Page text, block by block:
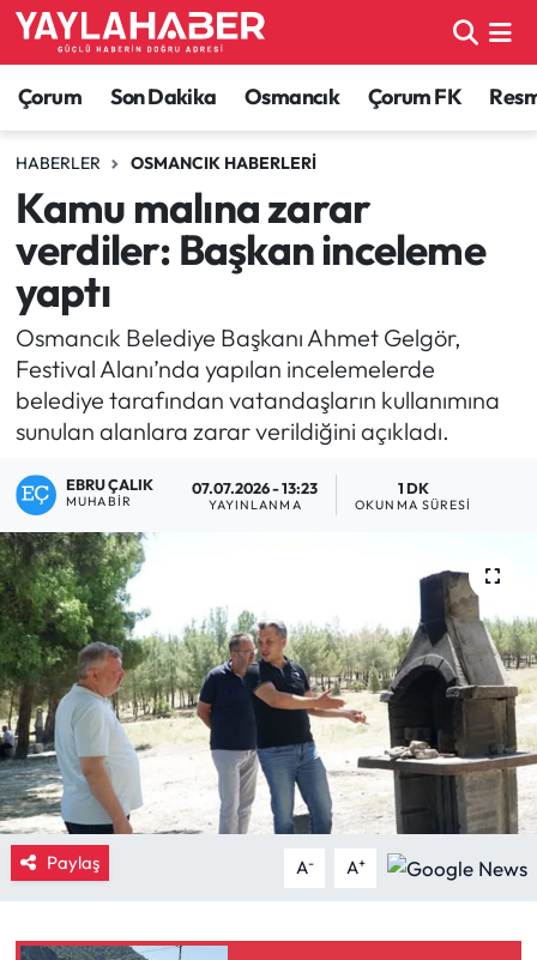
Çorum Son Dakika Osmancık Çorum FK
HABERLER OSMANCIK HABERLERI
Kamu malına zarar
verdiler: Başkan inceleme
yaptı
Osmancık Belediye Başkanı Ahmet Gelgör,
Festival Alanı’nda yapılan incelemelerde
belediye tarafından vatandaşların kullanımına
sunulan alanlara zarar verildiğini açıkladı.
EBRU ÇALIK
MUHABIR
07.07.2026 - 13:23
YAYINLANMA
1 DK
OKUNMA SÜRESI
Paylaş A- A+
Alaca Haberleri
Bayat Haberleri
Bilgi - Keşfet Haberleri
Bilim ve Teknoloji
Boğazkale Haberleri
Çorum Haberleri
Eğitim
Ekonomi
Güncel
İskilip Haberleri
Kargı Haberleri
Kimdir?
Kültür Sanat
Çorum Nöbetçi Eczaneler
Çorum Hava Durumu
Çorum Namaz Vakitleri
Çorum Trafik Yoğunluk Haritası
TFF 1.Lig Puan Durumu ve Fikstür
Tüm Manşetler